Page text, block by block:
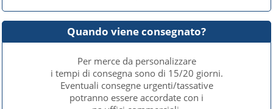
Quando viene consegnato?
Per merce da personalizzare
i tempi di consegna sono di 15/20 giorni.
Eventuali consegne urgenti/tassative
potranno essere accordate con i